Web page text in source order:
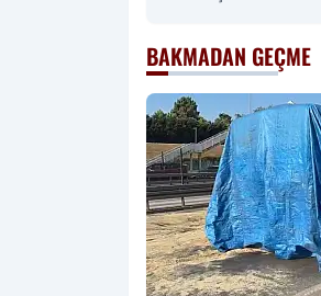
BAKMADAN GEÇME